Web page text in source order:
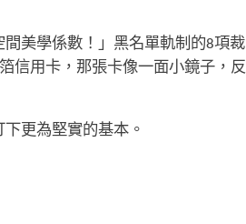
美學係數！」黑名單軌制的8項裁
信用卡，那張卡像一面小鏡子，反
更為堅實的基本。